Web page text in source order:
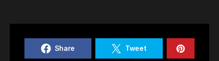
Share Tweet